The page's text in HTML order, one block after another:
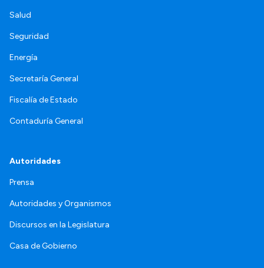
Salud
Seguridad
Energía
Secretaría General
Fiscalía de Estado
Contaduría General
Autoridades
Prensa
Autoridades y Organismos
Discursos en la Legislatura
Casa de Gobierno